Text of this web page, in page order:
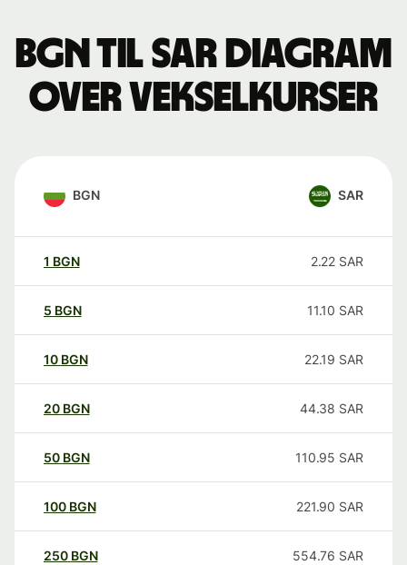
BGN til SAR Diagram
over vekselkurser
BGN SAR
1 BGN 2.22 SAR
5 BGN 11.10 SAR
10 BGN 22.19 SAR
20 BGN 44.38 SAR
50 BGN 110.95 SAR
100 BGN 221.90 SAR
250 BGN 554.76 SAR